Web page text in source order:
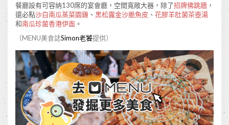
餐廳設有可容纳130席的宴會廳，空間寬敞大器，除了招牌佛跳牆 ，
還必點沙白南瓜蒸菜園雞 、 黑松露金沙脆魚皮 、 花膠羊肚菌茶壺湯
和南瓜珍菌香港伊面 。
（MENU美食誌Simon老饕提供）